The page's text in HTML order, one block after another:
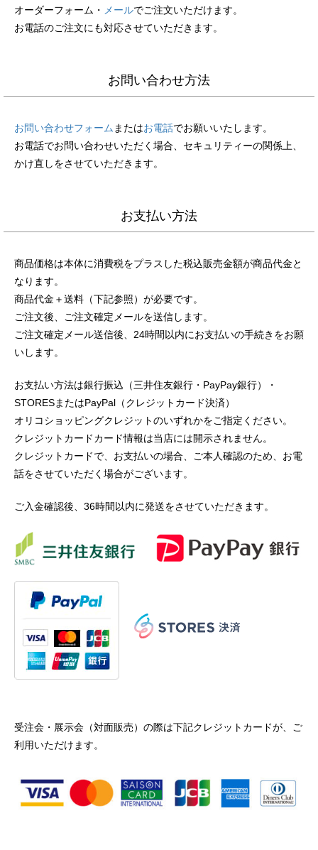
オーダーフォーム・ メールでご注文いただけます。
お電話のご注文にも対応させていただきます。
お問い合わせ方法
お問い合わせフォーム またはお電話でお願いいたします。
お電話でお問い合わせいただく場合、セキュリティーの関係上、
かけ直しをさせていただきます。
お支払い方法
商品価格は本体に消費税をプラスした税込販売金額が商品代金と
なります。
商品代金＋送料（下記参照）が必要です。
ご注文後、ご注文確定メールを送信します。
ご注文確定メール送信後、24時間以内にお支払いの手続きをお願
いします。
お支払い方法は銀行振込（三井住友銀行・PayPay銀行）・
STORESまたはPayPal（クレジットカード決済）
オリコショッピングクレジットのいずれかをご指定ください。
クレジットカードカード情報は当店には開示されません。
クレジットカードで、お支払いの場合、ご本人確認のため、お電
話をさせていただく場合がございます。
ご入金確認後、36時間以内に発送をさせていただきます。
受注会・展示会（対面販売）の際は下記クレジットカードが、ご
利用いただけます。